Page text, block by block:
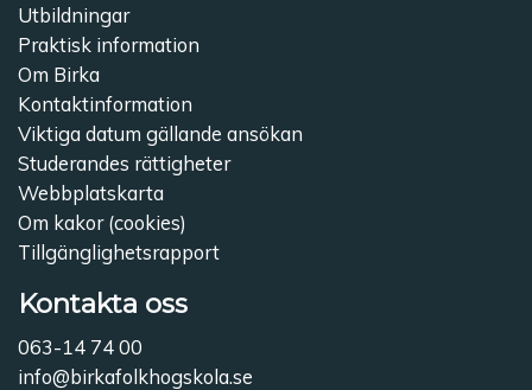
Utbildningar
Praktisk information
Om Birka
Kontaktinformation
Viktiga datum gällande ansökan
Studerandes rättigheter
Webbplatskarta
Om kakor (cookies)
Tillgänglighetsrapport
Kontakta oss
063-14 74 00
info@birkafolkhogskola.se